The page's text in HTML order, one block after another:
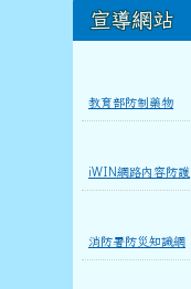
宣導網站
教育部防制藥物
iWIN網路內容防護
消防署防災知識網